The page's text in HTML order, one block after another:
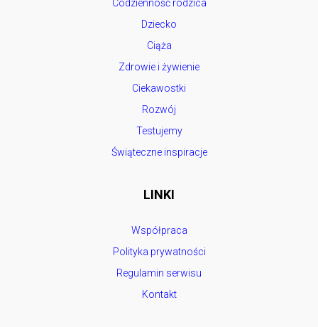
Codzienność rodzica
Dziecko
Ciąża
Zdrowie i żywienie
Ciekawostki
Rozwój
Testujemy
Świąteczne inspiracje
LINKI
Współpraca
Polityka prywatności
Regulamin serwisu
Kontakt